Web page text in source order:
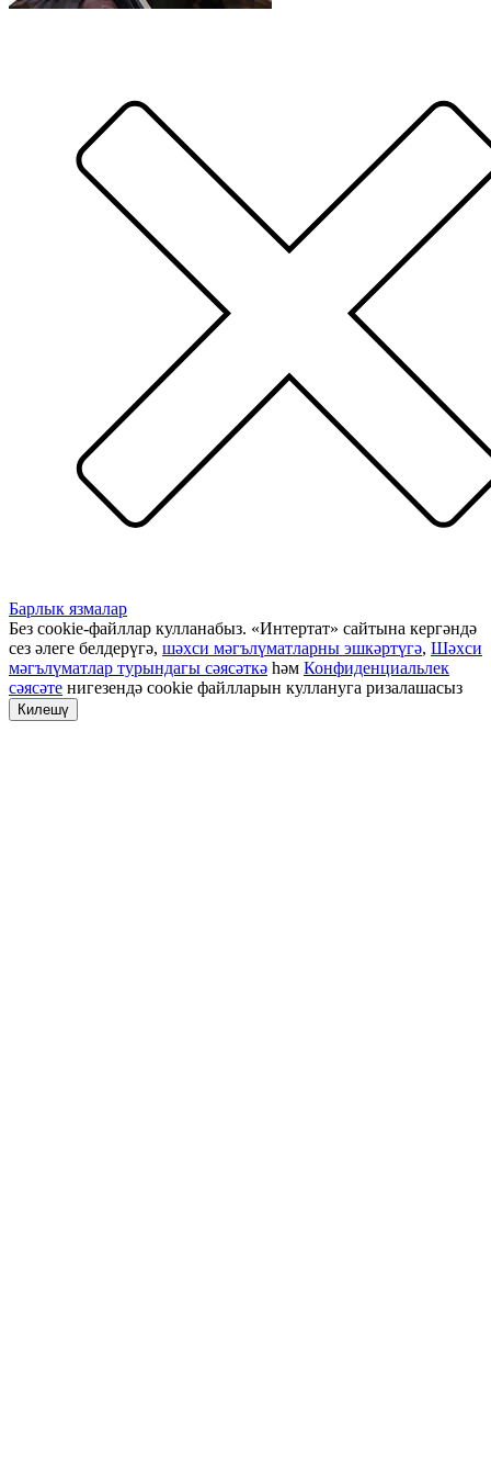
Барлык язмалар
Без cookie-файллар кулланабыз. «Интертат» сайтына кергәндә
сез әлеге белдерүгә, шәхси мәгълүматларны эшкәртүгә, Шәхси
мәгълүматлар турындагы сәясәткә һәм Конфиденциальлек
сәясәте нигезендә cookie файлларын куллануга ризалашасыз
Килешү